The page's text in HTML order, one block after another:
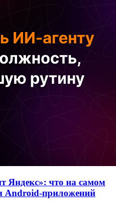
Яндекс»: что на самом
Android-приложений